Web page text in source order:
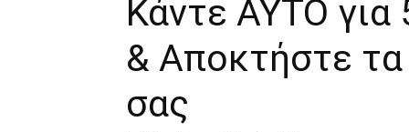
Κάvτε ΑΥΤΟ για
& Aποκτήστε
σας